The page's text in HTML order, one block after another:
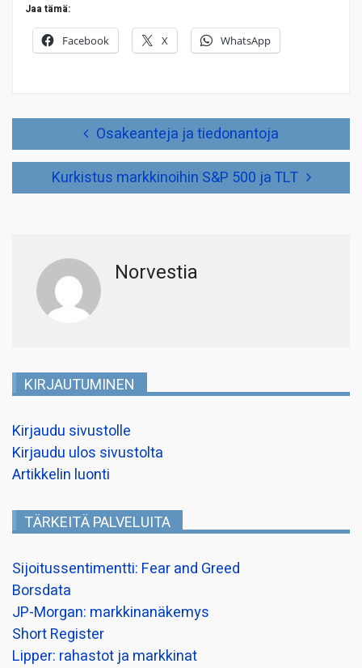
Jaa tämä:
Facebook X WhatsApp
Osakeanteja ja tiedonantoja
Kurkistus markkinoihin S&P 500 ja TLT
Norvestia
KIRJAUTUMINEN
Kirjaudu sivustolle
Kirjaudu ulos sivustolta
Artikkelin luonti
TÄRKEITÄ PALVELUITA
Sijoitussentimentti: Fear and Greed
Borsdata
JP-Morgan: markkinanäkemys
Short Register
Lipper: rahastot ja markkinat